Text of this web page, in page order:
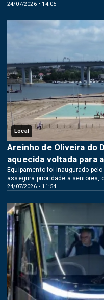
24/07/2026 • 14:05
Local
24/07/2026 • 11:54
Areinho de Oliveira do
aquecida voltada para
Equipamento foi inaugurado
assegura prioridade a seniores,